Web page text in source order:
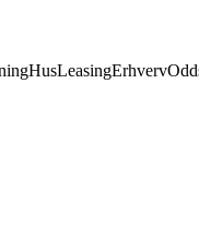
HusLeasingErhverv